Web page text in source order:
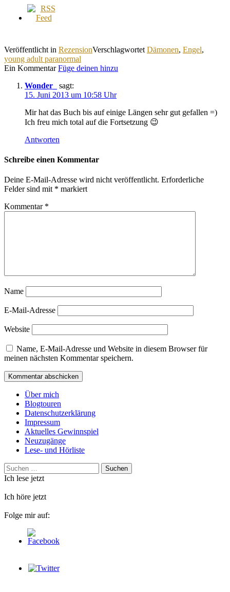
Veröffentlicht in RezensionVerschlagwortet Dämonen, Engel,
young adult paranormal
Ein KommentarFüge deinen hinzu
Wonder_
sagt:
15. Juni 2013 um 10:58 Uhr
Mir hat das Buch bis auf einige Längen sehr gut gefallen =)
Ich freu mich total auf die Fortsetzung 😉
Antworten
Schreibe einen Kommentar
Deine E-Mail-Adresse wird nicht veröffentlicht. Erforderliche
Felder sind mit * markiert
Kommentar *
Name
E-Mail-Adresse
Website
Name, E-Mail-Adresse und Website in diesem Browser für
meinen nächsten Kommentar speichern.
Über mich
Blogtouren
Datenschutzerklärung
Impressum
Aktuelles Gewinnspiel
Neuzugänge
Lese- und Hörliste
Suchen
nach:
Ich lese jetzt
Ich höre jetzt
Folge mir auf: